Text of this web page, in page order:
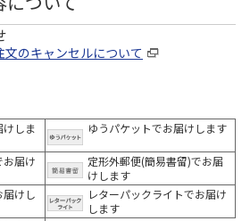
文のキャンセルについて
けしま
ゆうパケットでお届けします
お届け
定形外郵便(簡易書留)でお届
けします
けし
レターパックライトでお届け
します